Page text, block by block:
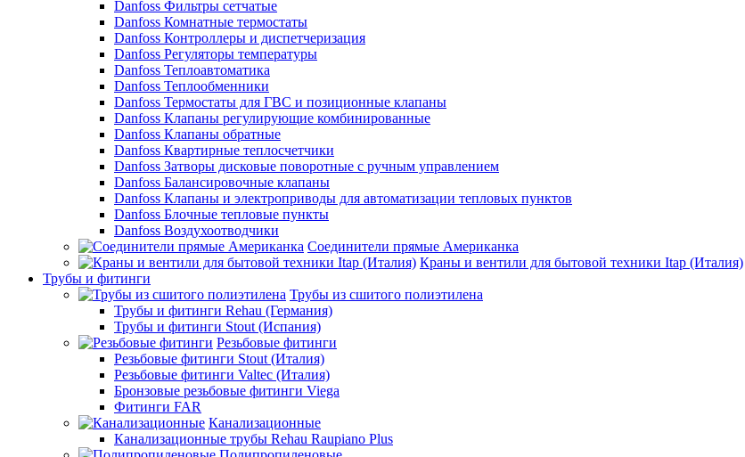
Danfoss Фильтры сетчатые
Danfoss Комнатные термостаты
Danfoss Контроллеры и диспетчеризация
Danfoss Регуляторы температуры
Danfoss Теплоавтоматика
Danfoss Теплообменники
Danfoss Термостаты для ГВС и позиционные клапаны
Danfoss Клапаны регулирующие комбинированные
Danfoss Клапаны обратные
Danfoss Квартирные теплосчетчики
Danfoss Затворы дисковые поворотные с ручным управлением
Danfoss Балансировочные клапаны
Danfoss Клапаны и электроприводы для автоматизации тепловых пунктов
Danfoss Блочные тепловые пункты
Danfoss Воздухоотводчики
Соединители прямые Американка
Краны и вентили для бытовой техники Itap (Италия)
Трубы и фитинги
Трубы из сшитого полиэтилена
Трубы и фитинги Rehau (Германия)
Трубы и фитинги Stout (Испания)
Резьбовые фитинги
Резьбовые фитинги Stout (Италия)
Резьбовые фитинги Valtec (Италия)
Бронзовые резьбовые фитинги Viega
Фитинги FAR
Канализационные
Канализационные трубы Rehau Raupiano Plus